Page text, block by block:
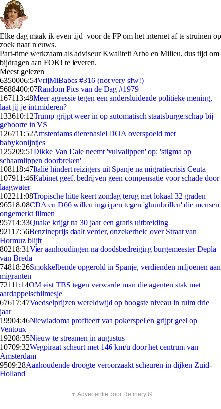
Elke dag maak ik even tijd voor de FP om het internet af te struinen op
zoek naar nieuws.
Part-time werkzaam als adviseur Kwaliteit Arbo en Milieu, dus tijd om
bijdragen aan FOK! te leveren.
Meest gelezen
6350006:54VrijMiBabes #316 (not very sfw!)
5688400:07Random Pics van de Dag #1979
167113:48Meer agressie tegen een andersluidende politieke mening,
laat jij je intimideren?
133610:12Trump grijpt weer in op automatisch staatsburgerschap bij
geboorte in VS
126711:52Amsterdams dierenasiel DOA overspoeld met
babykonijntjes
125209:51Dikke Van Dale neemt 'vulvalippen' op: 'stigma op
schaamlippen doorbreken'
108118:47Italië hindert reizigers uit Spanje na migratiecrisis Ceuta
107911:46Kabinet geeft bedrijven geen compensatie voor schade door
laagwater
102211:08Tropische hitte keert zondag terug met lokaal 32 graden
96518:08CDA en D66 willen ingrijpen tegen 'gluurbrillen' die mensen
ongemerkt filmen
95714:33Quake krijgt na 30 jaar een gratis uitbreiding
92117:56Benzineprijs daalt verder, onzekerheid over Straat van
Hormuz blijft
80218:31Vier aanhoudingen na doodsbedreiging burgemeester Depla
van Breda
74818:26Smokkelbende opgerold in Spanje, verdienden miljoenen aan
migranten
72111:14OM eist TBS tegen verwarde man die agenten stak met
aardappelschilmesje
67617:47Voedselprijzen wereldwijd op hoogste niveau in ruim drie
jaar
19904:46Niewiadoma profiteert van pokerspel en grijpt geel op
Ventoux
19208:35Nieuw te streamen in augustus
10709:32Wegpiraat scheurt met 146 km/u door het centrum van
Amsterdam
9509:28Aanhoudende droogte veroorzaakt scheuren in dijken Zuid-
Holland
▼ Advertentie door Refinery89